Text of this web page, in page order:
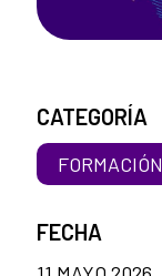
CATEGORÍA
FORMACIÓN
FECHA